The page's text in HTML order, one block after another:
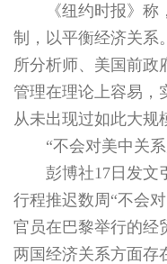
《纽约时报》
制，以平衡经济关系
所分析师、美国前政
管理在理论上容易，
从未出现过如此大规
“不会对美中关
彭博社17日发文
行程推迟数周“不会
官员在巴黎举行的经
两国经济关系方面存